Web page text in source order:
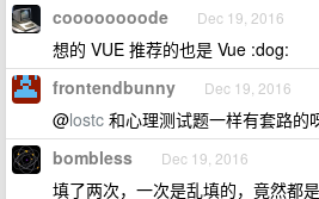
coooooooode Dec 19, 2016
想的 VUE 推荐的也是 Vue :dog:
frontendbunny Dec 19, 2016
@lostc 和心理测试题一样有套路的
bombless Dec 19, 2016
填了两次，一次是乱填的，竟然都